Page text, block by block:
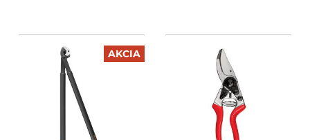
AKCIA